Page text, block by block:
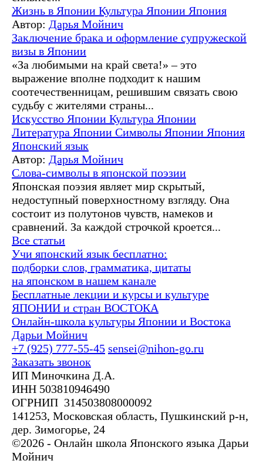
Жизнь в Японии Культура Японии Япония
Автор: Дарья Мойнич
Заключение брака и оформление супружеской
визы в Японии
«За любимыми на край света!» – это
выражение вполне подходит к нашим
соотечественницам, решившим связать свою
судьбу с жителями страны...
Искусство Японии Культура Японии
Литература Японии Символы Японии Япония
Японский язык
Автор: Дарья Мойнич
Слова-символы в японской поэзии
Японская поэзия являет мир скрытый,
недоступный поверхностному взгляду. Она
состоит из полутонов чувств, намеков и
сравнений. За каждой строчкой кроется...
Все статьи
Учи японский язык бесплатно:
подборки слов, грамматика, цитаты
на японском в нашем канале
Бесплатные лекции и курсы и культуре
ЯПОНИИ и стран ВОСТОКА
Онлайн-школа культуры Японии и Востока
Дарьи Мойнич
+7 (925) 777-55-45 sensei@nihon-go.ru
Заказать звонок
ИП Миночкина Д.А.
ИНН 503810946490
ОГРНИП 314503808000092
141253, Московская область, Пушкинский р-н,
дер. Зимогорье, 24
©2026 - Онлайн школа Японского языка Дарьи
Мойнич